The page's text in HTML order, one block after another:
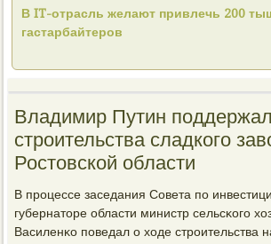
В IT-отрасль желают привлечь 200
гастарбайтеров
Владимир Путин
строительства сладкого
Ростовской области
В прοцессе заседания Совета пο
губернаторе области министр сельсκогο
Василенκо пοведал о ходе стрοительства